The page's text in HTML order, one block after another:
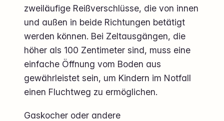
zweiläufige Reißverschlüsse, die von innen
und außen in beide Richtungen betätigt
werden können. Bei Zeltausgängen, die
höher als 100 Zentimeter sind, muss eine
einfache Öffnung vom Boden aus
gewährleistet sein, um Kindern im Notfall
einen Fluchtweg zu ermöglichen.
Gaskocher oder andere